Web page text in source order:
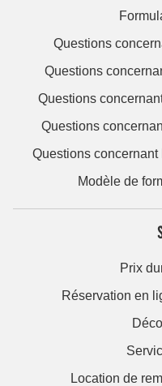
Questions
Questions
Questions
Questions
Questions
Modèle de
Prix
Réservation en
Location de